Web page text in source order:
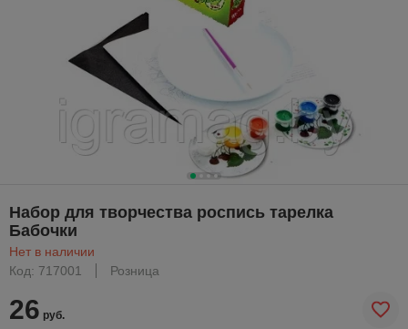
Набор для творчества роспись тарелка
Бабочки
Нет в наличии
Код: 717001
Розница
26 руб.